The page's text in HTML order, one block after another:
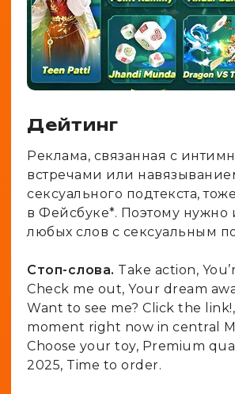
Дейтинг
Реклама, связанная с
встречами или
сексуального подтекста,
в Фейсбуке*. Поэтому нужно
любых слов с сексуальным
Стоп-слова. Take action,
Check me out, Your dream
Want to see me? Click the
moment right now in central
Choose your toy, Premium
2025, Time to order.